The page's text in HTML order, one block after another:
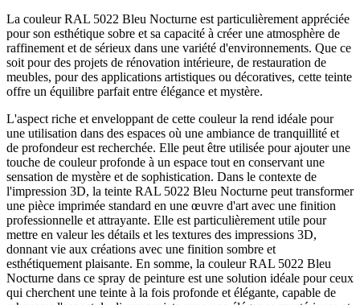
La couleur RAL 5022 Bleu Nocturne est particulièrement appréciée
pour son esthétique sobre et sa capacité à créer une atmosphère de
raffinement et de sérieux dans une variété d'environnements. Que ce
soit pour des projets de rénovation intérieure, de restauration de
meubles, pour des applications artistiques ou décoratives, cette teinte
offre un équilibre parfait entre élégance et mystère.
L'aspect riche et enveloppant de cette couleur la rend idéale pour
une utilisation dans des espaces où une ambiance de tranquillité et
de profondeur est recherchée. Elle peut être utilisée pour ajouter une
touche de couleur profonde à un espace tout en conservant une
sensation de mystère et de sophistication. Dans le contexte de
l'impression 3D, la teinte RAL 5022 Bleu Nocturne peut transformer
une pièce imprimée standard en une œuvre d'art avec une finition
professionnelle et attrayante. Elle est particulièrement utile pour
mettre en valeur les détails et les textures des impressions 3D,
donnant vie aux créations avec une finition sombre et
esthétiquement plaisante. En somme, la couleur RAL 5022 Bleu
Nocturne dans ce spray de peinture est une solution idéale pour ceux
qui cherchent une teinte à la fois profonde et élégante, capable de